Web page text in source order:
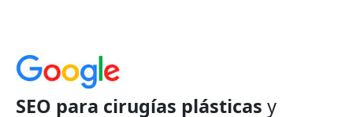
SEO para cirugías plásticas y